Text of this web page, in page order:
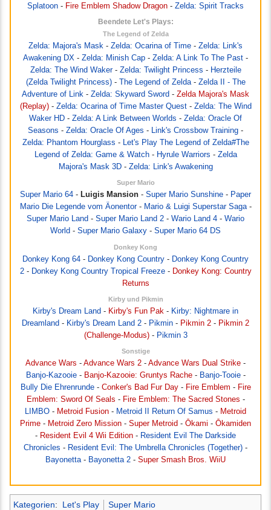
Splatoon - Fire Emblem Shadow Dragon - Zelda: Spirit Tracks
Beendete Let's Plays:
The Legend of Zelda
Zelda: Majora's Mask - Zelda: Ocarina of Time - Zelda: Link's
Awakening DX - Zelda: Minish Cap - Zelda: A Link To The Past -
Zelda: The Wind Waker- Zelda: Twilight Princess - Herzteile
(Zelda Twilight Princess)- The Legend of Zelda- Zelda II - The
Adventure of Link - Zelda: Skyward Sword - Zelda Majora's Mask
(Replay)- Zelda: Ocarina of Time Master Quest- Zelda: The Wind
Waker HD - Zelda: A Link Between Worlds - Zelda: Oracle Of
Seasons - Zelda: Oracle Of Ages - Link's Crossbow Training -
Zelda: Phantom Hourglass - Let's Play The Legend of Zelda#The
Legend of Zelda: Game & Watch- Hyrule Warriors - Zelda
Majora's Mask 3D- Zelda: Link's Awakening
Super Mario
Super Mario 64 - Luigis Mansion - Super Mario Sunshine - Paper
Mario Die Legende vom Äonentor- Mario & Luigi Superstar Saga-
Super Mario Land - Super Mario Land 2 - Wario Land 4 - Wario
World - Super Mario Galaxy - Super Mario 64 DS
Donkey Kong
Donkey Kong 64 - Donkey Kong Country - Donkey Kong Country
2- Donkey Kong Country Tropical Freeze- Donkey Kong: Country
Returns
Kirby und Pikmin
Kirby's Dream Land - Kirby's Fun Pak - Kirby: Nightmare in
Dreamland - Kirby's Dream Land 2 - Pikmin - Pikmin 2 - Pikmin 2
(Challenge-Modus)- Pikmin 3
Sonstige
Advance Wars - Advance Wars 2 - Advance Wars Dual Strike -
Banjo-Kazooie- Banjo-Kazooie: Gruntys Rache- Banjo-Tooie-
Bully Die Ehrenrunde- Conker's Bad Fur Day- Fire Emblem - Fire
Emblem: Sword Of Seals - Fire Emblem: The Sacred Stones -
LIMBO - Metroid Fusion - Metroid II Return Of Samus - Metroid
Prime - Metroid Zero Mission - Super Metroid - Ōkami - Ōkamiden
- Resident Evil 4 Wii Edition - Resident Evil The Darkside
Chronicles - Resident Evil: The Umbrella Chronicles (Together) -
Bayonetta- Bayonetta 2 - Super Smash Bros. WiiU
Kategorien: Let's Play Super Mario